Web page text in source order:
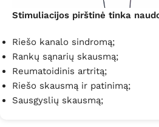
Stimuliacijos pirštinė tinka
Riešo kanalo sindromą;
Rankų sąnarių skausmą;
Reumatoidinis artritą;
Riešo skausmą ir patinimą;
Sausgyslių skausmą;